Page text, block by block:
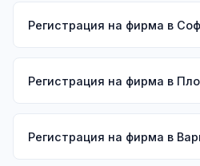
Регистрация на фирма в
Регистрация на фирма в
Регистрация на фирма в